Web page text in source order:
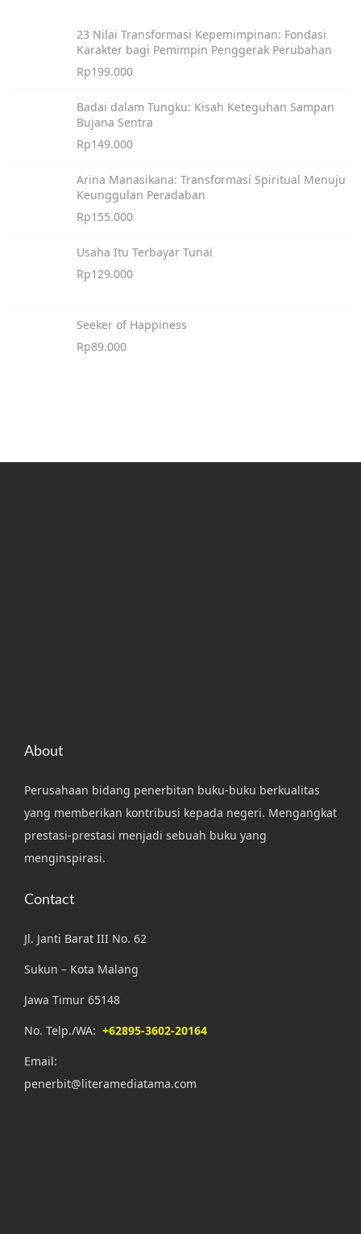
23 Nilai Transformasi Kepemimpinan: Fondasi
Karakter bagi Pemimpin Penggerak Perubahan
Rp199.000
Badai dalam Tungku: Kisah Keteguhan Sampan
Bujana Sentra
Rp149.000
Arina Manasikana: Transformasi Spiritual Menuju
Keunggulan Peradaban
Rp155.000
Usaha Itu Terbayar Tunai
Rp129.000
Seeker of Happiness
Rp89.000
About
Perusahaan bidang penerbitan buku-buku berkualitas
yang memberikan kontribusi kepada negeri. Mengangkat
prestasi-prestasi menjadi sebuah buku yang
menginspirasi.
Contact
Jl. Janti Barat III No. 62
Sukun – Kota Malang
Jawa Timur 65148
No. Telp./WA: +62895-3602-20164
Email:
penerbit@literamediatama.com